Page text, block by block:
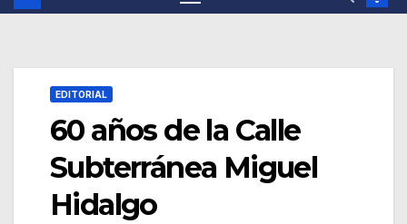
EDITORIAL
60 años de la Calle
Subterránea Miguel
Hidalgo